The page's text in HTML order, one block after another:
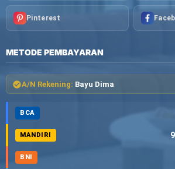
Pinterest
METODE PEMBAYARAN
A/N Rekening: Bayu Dima
BCA
MANDIRI
BNI